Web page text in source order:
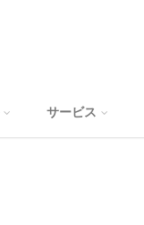
サービス